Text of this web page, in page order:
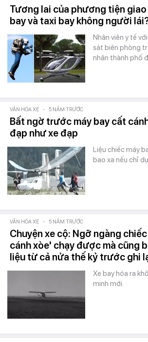
Tương lai của phương tiện
bay và taxi bay không người
Nhân viên y tế
sát biên phòng
nhân thành phố
VĂN HÓA XE - 5 NĂM TRƯỚC
Bất ngờ trước máy bay cất
đạp như xe đạp
Liệu chiếc máy
bao xa nếu chỉ
VĂN HÓA XE - 5 NĂM TRƯỚC
Chuyện xe cộ: Ngỡ ngàng
cánh xòe' chạy được mà cũng
liệu từ cả nửa thế kỷ trước ghi
Xe bay hóa ra
minh mới.